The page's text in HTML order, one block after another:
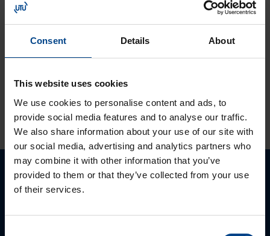
Consent Details About
This website uses cookies
We use cookies to personalise content and ads, to
provide social media features and to analyse our traffic.
We also share information about your use of our site with
our social media, advertising and analytics partners who
may combine it with other information that you’ve
provided to them or that they’ve collected from your use
of their services.
30 vuotta
tuotevalikoimassamme
KATSO LISÄÄ ARTIKKELEITA
Ota yhteyttä!
Autamme mielellämme, jotta löydämme sinulle